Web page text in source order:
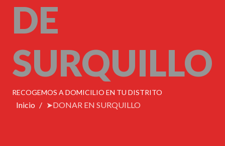
DE
SURQUILLO
RECOGEMOS A DOMICILIO EN TU DISTRITO
Inicio ➤DONAR EN SURQUILLO